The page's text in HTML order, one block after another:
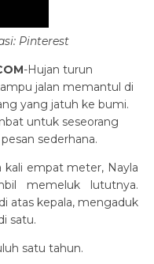
Pinterest
-Hujan turun
jalan memantul di
yang jatuh ke bumi.
untuk seseorang
sederhana.
kali empat meter, Nayla
memeluk lututnya.
atas kepala, mengaduk
satu.
satu tahun.